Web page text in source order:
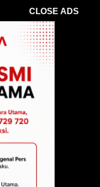
CLOSE ADS